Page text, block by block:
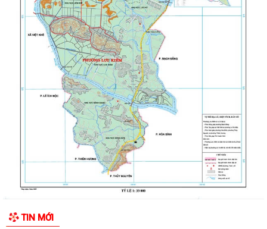
TIN MỚI
ĐOÀN KIỂM TRA CỦA BAN THƯỜNG VỤ THÀNH ỦY HẢI PHÒNG VỀ
CÔNG TÁC KHOA HỌC, CÔNG NGHỆ, ĐỔI MỚI SÁNG...
UBND phường Lưu Kiếm thông báo Về việc niêm yết công khai kết quả
kiểm tra hồ sơ đăng ký, cấp Giấy...
Niêm yết công khai về việc mất Quyết định giao đất cho công dân làm
nhà ở của ông Trịnh Văn Tài tại...
THUẾ CƠ SỞ 1 THÀNH PHỐ HẢI PHÒNG HƯỚNG DẪN KÊ KHAI THÔNG
BÁO DOANH THU 6 THÁNG ĐẦU NĂM ĐỐI VỚI HỘ...
CÔNG AN PHƯỜNG LƯU KIẾM HƯỞNG ỨNG THAM GIA CUỘC THI SÁNG
TẠO VIDEO CLIP "TỔ QUỐC BÌNH YÊN"
dịch trên địa bàn phường Lưu Kiếm